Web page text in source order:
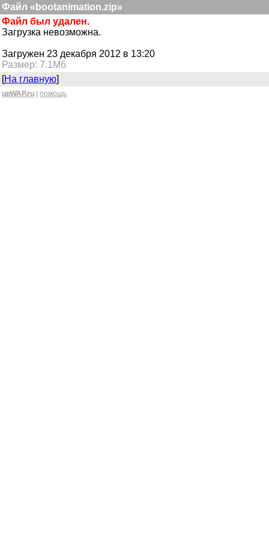
Файл «bootanimation.zip»
Файл был удален.
Загрузка невозможна.
Загружен 23 декабря 2012 в 13:20
Размер: 7.1Мб
[На главную]
upWAP.ru помощь